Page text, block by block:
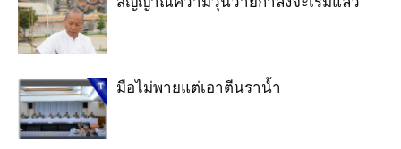
มือไม่พายแต่เอาตีนราน้ำ